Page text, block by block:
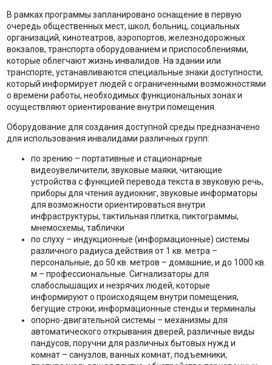
В рамках программы запланировано оснащение в первую
очередь общественных мест, школ, больниц, социальных
организаций, кинотеатров, аэропортов, железнодорожных
вокзалов, транспорта оборудованием и приспособлениями,
которые облегчают жизнь инвалидов. На здании или
транспорте, устанавливаются специальные знаки доступности,
который информирует людей с ограниченными возможностями
о времени работы, необходимых функциональных зонах и
осуществляют ориентирование внутри помещения.
Оборудование для создания доступной среды предназначено
для использования инвалидами различных групп:
по зрению – портативные и стационарные
видеоувеличители, звуковые маяки, читающие
устройства с функцией перевода текста в звуковую речь,
приборы для чтения аудиокниг, звуковые информаторы
для возможности ориентироваться внутри
инфраструктуры, тактильная плитка, пиктограммы,
мнемосхемы, таблички
по слуху – индукционные (информационные) системы
различного радиуса действия от 1 кв. метра –
персональные, до 50 кв. метров – домашние, и до 1000 кв.
м – профессиональные. Сигнализаторы для
слабослышащих и незрячих людей, которые
информируют о происходящем внутри помещения,
бегущие строки, информационные стенды и терминалы
опорно-двигательной системы – механизмы для
автоматического открывания дверей, различные виды
пандусов, поручни для различных бытовых нужд и
комнат – санузлов, ванных комнат, подъемники,